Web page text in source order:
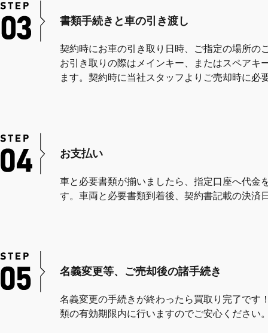
書類手続きと車の引き渡し
契約時にお車の引き取り日時、ご指定の場所の
お引き取りの際はメインキー、またはスペアキ
ます。契約時に当社スタッフよりご売却時に
お支払い
車と必要書類が揃いましたら、指定口座へ代金
す。車両と必要書類到着後、契約書記載の決済
名義変更等、ご売却後の諸手続き
名義変更の手続きが終わったら買取り完了で
類の有効期限内に行いますのでご安心ください